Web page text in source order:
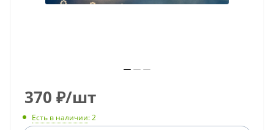
370 ₽/шт
Есть в наличии: 2